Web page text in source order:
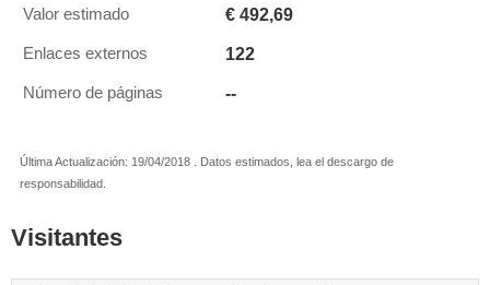
Valor estimado € 492,69
Enlaces externos 122
Número de páginas --
Última Actualización: 19/04/2018 . Datos estimados, lea el descargo de
responsabilidad.
Visitantes